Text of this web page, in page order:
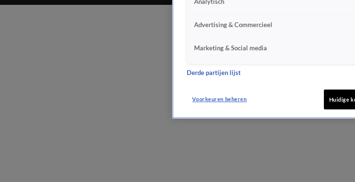
Analytisch
Advertising & Commercieel
Marketing & Social media
Derde partijen lijst
Voorkeuren beheren Huidige